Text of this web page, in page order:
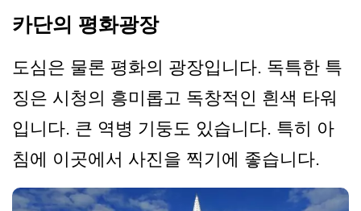
카단의 평화광장
도심은 물론 평화의 광장입니다. 독특한 특
징은 시청의 흥미롭고 독창적인 흰색 타워
입니다. 큰 역병 기둥도 있습니다. 특히 아
침에 이곳에서 사진을 찍기에 좋습니다.